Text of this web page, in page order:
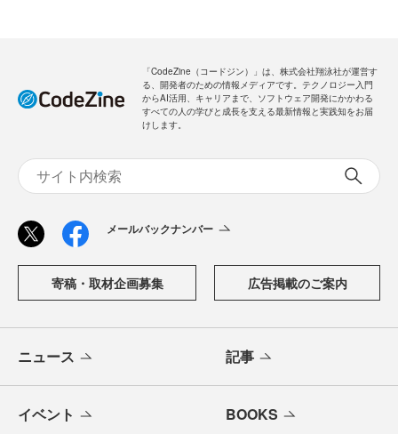
「CodeZine（コードジン）」は、株式会社翔泳社が運営す
る、開発者のための情報メディアです。テクノロジー入門
からAI活用、キャリアまで、ソフトウェア開発にかかわる
すべての人の学びと成長を支える最新情報と実践知をお届
けします。
メールバックナンバー
寄稿・取材企画募集 広告掲載のご案内
ニュース 記事
イベント BOOKS